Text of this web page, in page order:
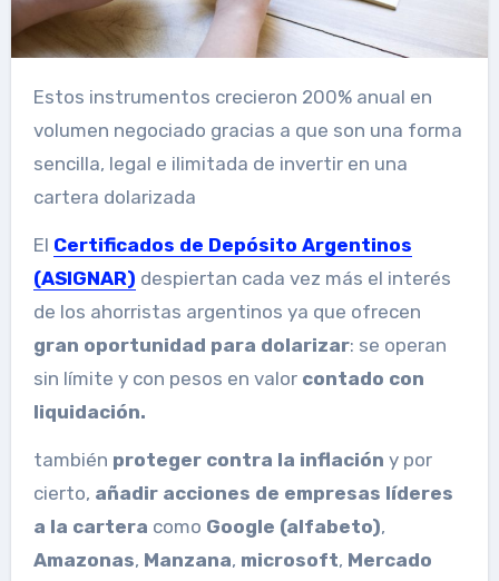
Estos instrumentos crecieron 200% anual en
volumen negociado gracias a que son una forma
sencilla, legal e ilimitada de invertir en una
cartera dolarizada
El Certificados de Depósito Argentinos
(ASIGNAR) despiertan cada vez más el interés
de los ahorristas argentinos ya que ofrecen
gran oportunidad para dolarizar: se operan
sin límite y con pesos en valor contado con
liquidación.
también proteger contra la inflación y por
cierto, añadir acciones de empresas líderes
a la cartera como Google (alfabeto),
Amazonas, Manzana, microsoft, Mercado